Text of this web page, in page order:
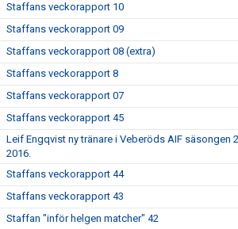
Staffans veckorapport 10
Staffans veckorapport 09
Staffans veckorapport 08 (extra)
Staffans veckorapport 8
Staffans veckorapport 07
Staffans veckorapport 45
Leif Engqvist ny tränare i Veberöds AIF säsongen
2016.
Staffans veckorapport 44
Staffans veckorapport 43
Staffan "inför helgen matcher" 42